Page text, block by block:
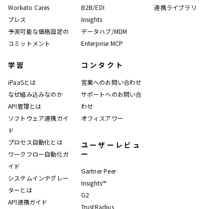
Workato Cares
プレス
予測可能な価格設定の
コミットメント
B2B/EDI
Insights
データハブ/MDM
Enterprise MCP
連携ライブラリ
学習
iPaaSとは
なぜ組み込みなのか
API管理とは
ソフトウェア連携ガイ
ド
プロセス自動化とは
ワークフロー自動化ガ
イド
システムインテグレー
ターとは
API連携ガイド
コンタクト
営業へのお問い合わせ
サポートへのお問い合
わせ
オフィスアワー
ユーザーレビュ
ー
Gartner Peer
Insights™
G2
TrustRadius